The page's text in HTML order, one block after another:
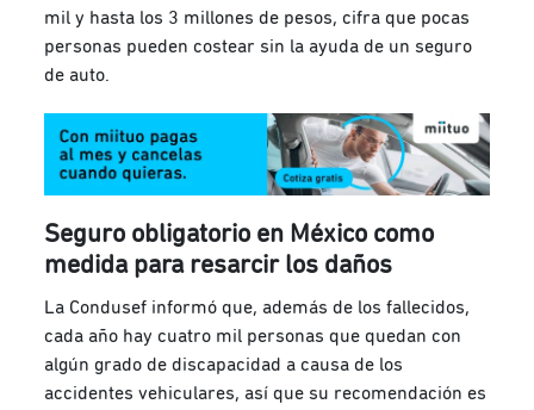
mil y hasta los 3 millones de pesos, cifra que pocas
personas pueden costear sin la ayuda de un seguro
de auto.
Seguro obligatorio en México como
medida para resarcir los daños
La Condusef informó que, además de los fallecidos,
cada año hay cuatro mil personas que quedan con
algún grado de discapacidad a causa de los
accidentes vehiculares, así que su recomendación es